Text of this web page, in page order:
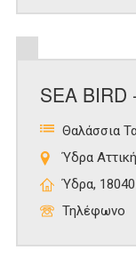
SEA
Θαλάσσια
Ύδρα
Ύδρα, 18040
Τηλέφωνο